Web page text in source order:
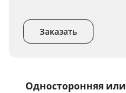
Заказать
Односторонняя или